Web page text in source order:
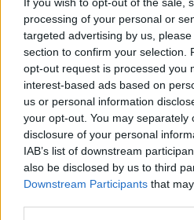
processing of your personal or
targeted advertising by us,
section to confirm your selection.
opt-out request is processed you
interest-based ads based on
us or personal information
your opt-out. You may separately
disclosure of your personal
IAB’s list of downstream
also be disclosed by us to third
Downstream Participants that
ξημέρωμα της Τετάρτης
περιοχή Καρατάς, 15
των Αδάνων, στην
Όπως μεταδίδουν τα
ενημέρωσης,5
πληρώματος του
σκάφους αγνοούνταικι
επιχείρηση έρευνας
3 σκάφη του τουρκικού
ομάδας δυτών.